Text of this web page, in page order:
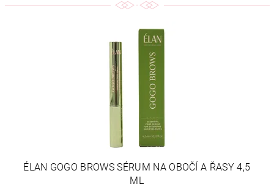
ÉLAN GOGO BROWS SÉRUM NA OBOČÍ A ŘASY 4,5
ML